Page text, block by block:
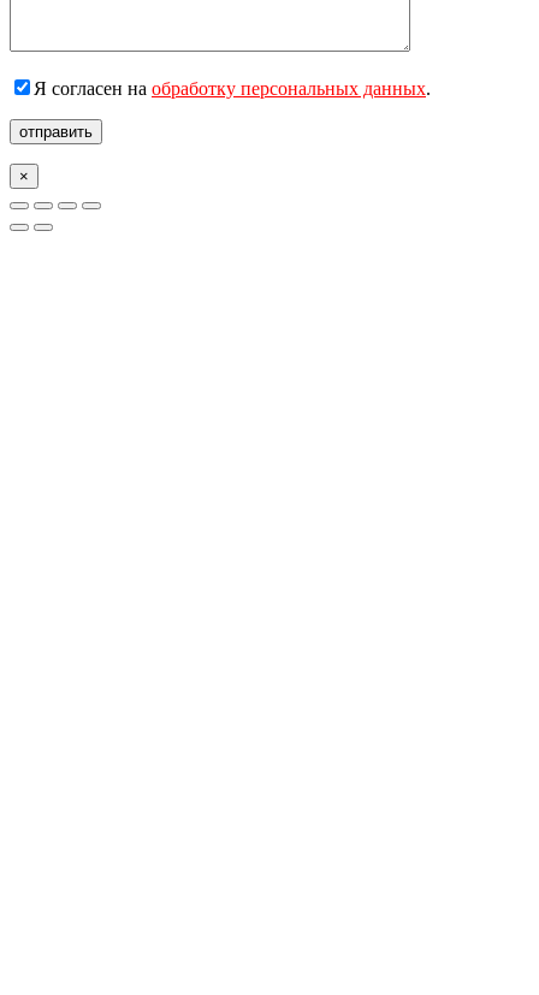
Я согласен на обработку персональных данных.
отправить
×